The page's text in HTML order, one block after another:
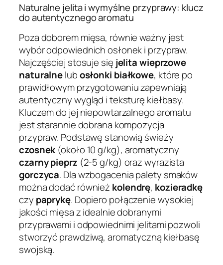
Naturalne jelita i wymyślne przyprawy: klucz
do autentycznego aromatu
Poza doborem mięsa, równie ważny jest
wybór odpowiednich osłonek i przypraw.
Najczęściej stosuje się jelita wieprzowe
naturalnelubosłonki białkowe, które po
prawidłowym przygotowaniu zapewniają
autentyczny wygląd i teksturę kiełbasy.
Kluczem do jej niepowtarzalnego aromatu
jest starannie dobrana kompozycja
przypraw. Podstawę stanowią świeży
czosnek (około 10 g/kg), aromatyczny
czarny pieprz (2-5 g/kg) oraz wyrazista
gorczyca. Dla wzbogacenia palety smaków
można dodać również kolendrę, kozieradkę
czy paprykę. Dopiero połączenie wysokiej
jakości mięsa z idealnie dobranymi
przyprawami i odpowiednimi jelitami pozwoli
stworzyć prawdziwą, aromatyczną kiełbasę
swojską.